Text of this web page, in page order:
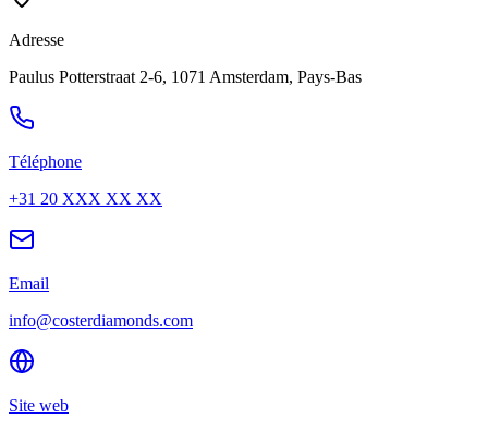
Adresse
Paulus Potterstraat 2-6, 1071 Amsterdam, Pays-Bas
Téléphone
+31 20 XXX XX XX
Email
info@costerdiamonds.com
Site web